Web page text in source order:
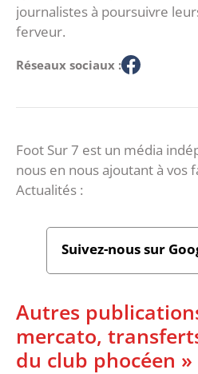
journalistes à poursuivre
ferveur.
Réseaux sociaux :
Foot Sur 7 est un média
nous en nous ajoutant à vos
Actualités :
Suivez-nous sur
Autres
mercato,
du club phocéen »